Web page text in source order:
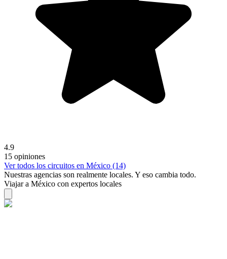
4.9
15 opiniones
Ver todos los circuitos en México (14)
Nuestras agencias son realmente locales. Y eso cambia todo.
Viajar a México con expertos locales